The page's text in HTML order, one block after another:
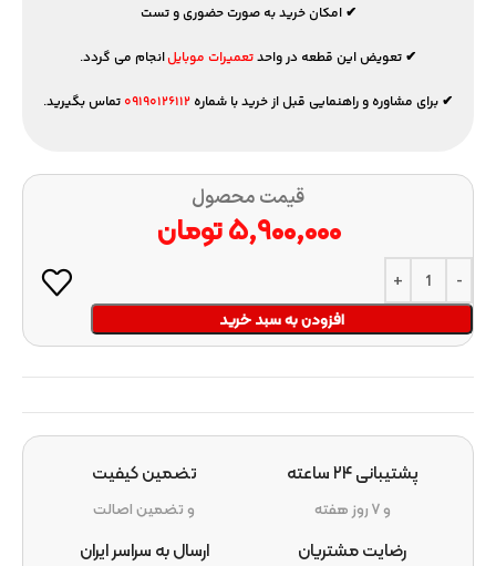
✔ امکان خرید به صورت حضوری و تست
✔ تعویض این قطعه در واحدتعمیرات موبایلانجام می گردد.
✔ برای مشاوره و راهنمایی قبل از خرید با شماره ۰۹۱۹۰۱۲۶۱۱۲ تماس بگیرید.
قیمت محصول
۵,۹۰۰,۰۰۰تومان
افزودن به سبد خرید
پشتیبانی ۲۴ ساعته
و ۷ روز هفته
تضمین کیفیت
و تضمین اصالت
رضایت مشتریان ارسال به سراسر ایران